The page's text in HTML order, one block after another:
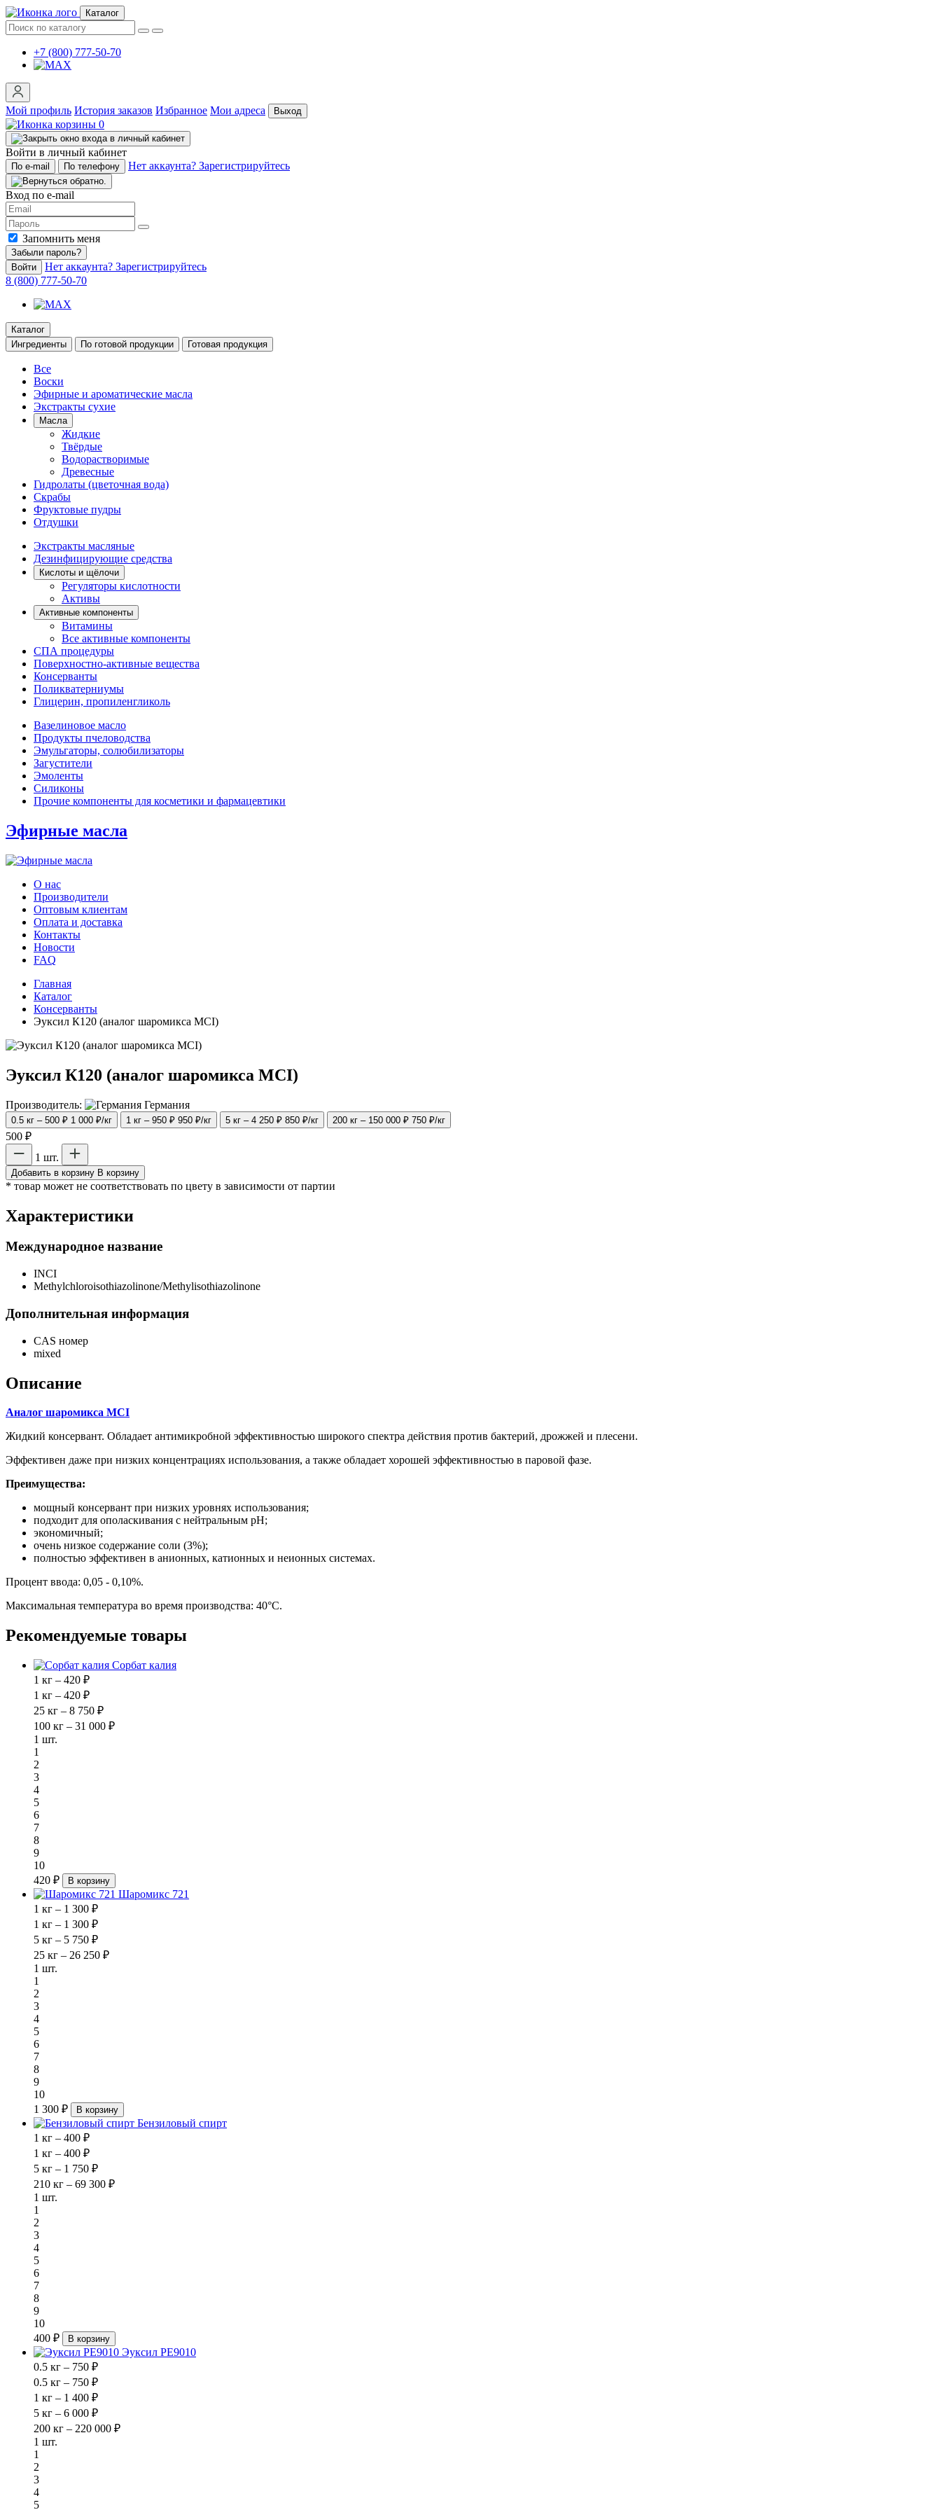
Каталог
+7 (800) 777-50-70
Мой профиль История заказов Избранное Мои адреса Выход
0
Войти в личный кабинет
По e-mail По телефону Нет аккаунта? Зарегистрируйтесь
Вход по e-mail
Запомнить меня
Забыли пароль?
Войти
Нет аккаунта? Зарегистрируйтесь
8 (800) 777-50-70
Каталог
Ингредиенты
По готовой продукции Готовая продукция
Все
Воски
Эфирные и ароматические масла
Экстракты сухие
Масла
Жидкие
Твёрдые
Водорастворимые
Древесные
Гидролаты (цветочная вода)
Скрабы
Фруктовые пудры
Отдушки
Экстракты масляные
Дезинфицирующие средства
Кислоты и щёлочи
Регуляторы кислотности
Активы
Активные компоненты
Витамины
Все активные компоненты
СПА процедуры
Поверхностно-активные вещества
Консерванты
Поликватерниумы
Глицерин, пропиленгликоль
Вазелиновое масло
Продукты пчеловодства
Эмульгаторы, солюбилизаторы
Загустители
Эмоленты
Силиконы
Прочие компоненты для косметики и фармацевтики
Эфирные масла
О нас
Производители
Оптовым клиентам
Оплата и доставка
Контакты
Новости
FAQ
Главная
Каталог
Консерванты
Эуксил К120 (аналог шаромикса MCI)
Эуксил К120 (аналог шаромикса MCI)
Производитель: Германия
0.5 кг – 500 ₽ 1 000 ₽/кг 1 кг – 950 ₽ 950 ₽/кг 5 кг – 4 250 ₽ 850 ₽/кг 200 кг – 150 000 ₽ 750 ₽/кг
500 ₽
1 шт.
Добавить в корзину В корзину
* товар может не соответствовать по цвету в зависимости от партии
Характеристики
Международное название
INCI
Methylchloroisothiazolinone/Methylisothiazolinone
Дополнительная информация
CAS номер
mixed
Описание
Аналог шаромикса MCI
Жидкий консервант. Обладает антимикробной эффективностью широкого спектра действия против бактерий, дрожжей и плесени.
Эффективен даже при низких концентрациях использования, а также обладает хорошей эффективностью в паровой фазе.
Преимущества:
мощный консервант при низких уровнях использования;
подходит для ополаскивания с нейтральным рН;
экономичный;
очень низкое содержание соли (3%);
полностью эффективен в анионных, катионных и неионных системах.
Процент ввода: 0,05 - 0,10%.
Максимальная температура во время производства: 40°C.
Рекомендуемые товары
Сорбат калия
1 кг – 420 ₽
1 кг – 420 ₽
25 кг – 8 750 ₽
100 кг – 31 000 ₽
1 шт.
1
2
3
4
5
6
7
8
9
10
420 ₽
В корзину
Шаромикс 721
1 кг – 1 300 ₽
1 кг – 1 300 ₽
5 кг – 5 750 ₽
25 кг – 26 250 ₽
1 шт.
1
2
3
4
5
6
7
8
9
10
1 300 ₽
В корзину
Бензиловый спирт
1 кг – 400 ₽
1 кг – 400 ₽
5 кг – 1 750 ₽
210 кг – 69 300 ₽
1 шт.
1
2
3
4
5
6
7
8
9
10
400 ₽
В корзину
Эуксил РЕ9010
0.5 кг – 750 ₽
0.5 кг – 750 ₽
1 кг – 1 400 ₽
5 кг – 6 000 ₽
200 кг – 220 000 ₽
1 шт.
1
2
3
4
5